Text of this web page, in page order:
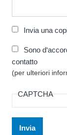
Invia una
Sono
contatto
(per ulteriori
CAPTCHA